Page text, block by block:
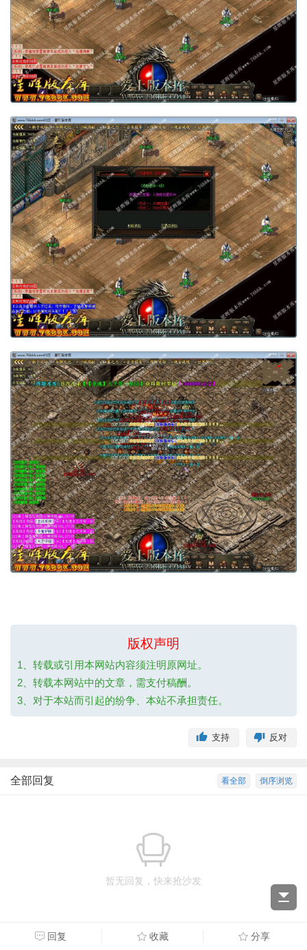
版权声明
1、转载或引用本网站内容须注明原网址。
2、转载本网站中的文章，需支付稿酬。
3、对于本站而引起的纷争、本站不承担责任。
反对
支持
倒序浏览
看全部
全部回复
暂无回复，快来抢沙发
回复 收藏 分享